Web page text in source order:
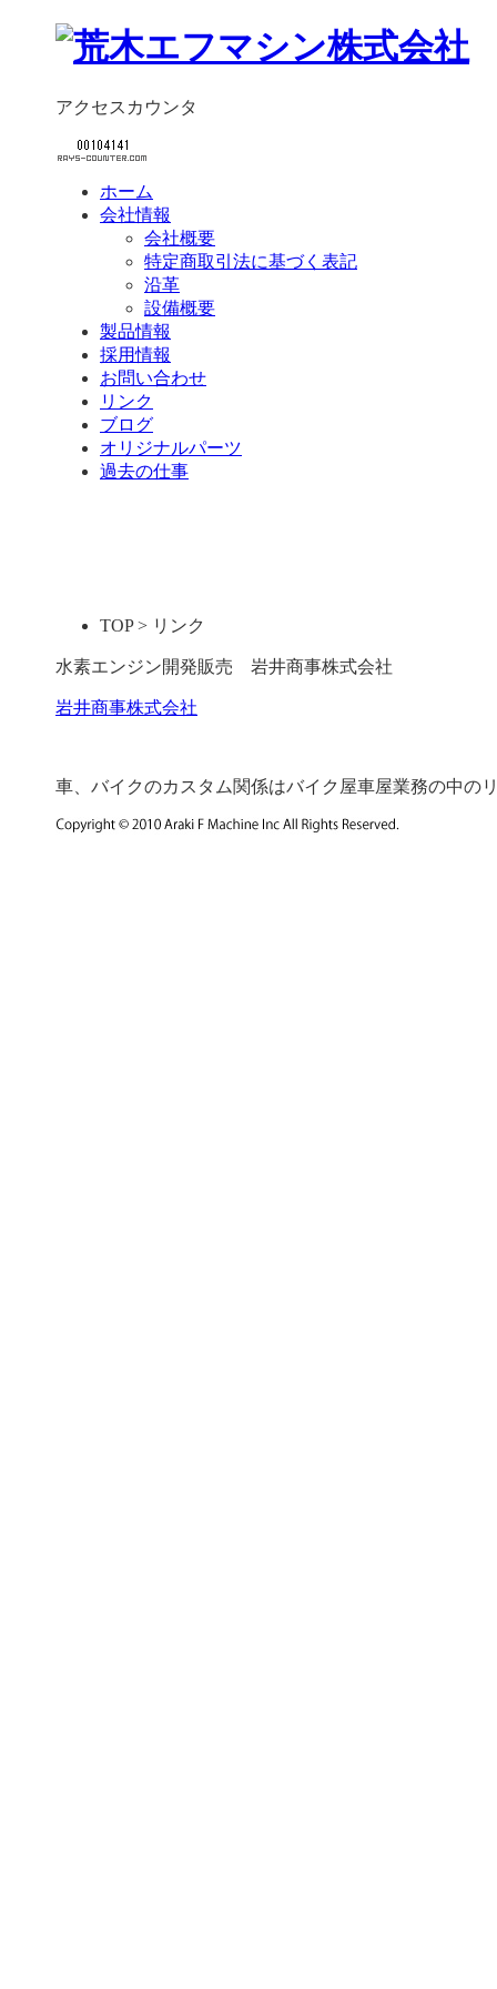
アクセスカウンタ
ホーム
会社情報
会社概要
特定商取引法に基づく表記
沿革
設備概要
製品情報
採用情報
お問い合わせ
リンク
ブログ
オリジナルパーツ
過去の仕事
TOP > リンク
水素エンジン開発販売 岩井商事株式会社
岩井商事株式会社
車、バイクのカスタム関係はバイク屋車屋業務の中の